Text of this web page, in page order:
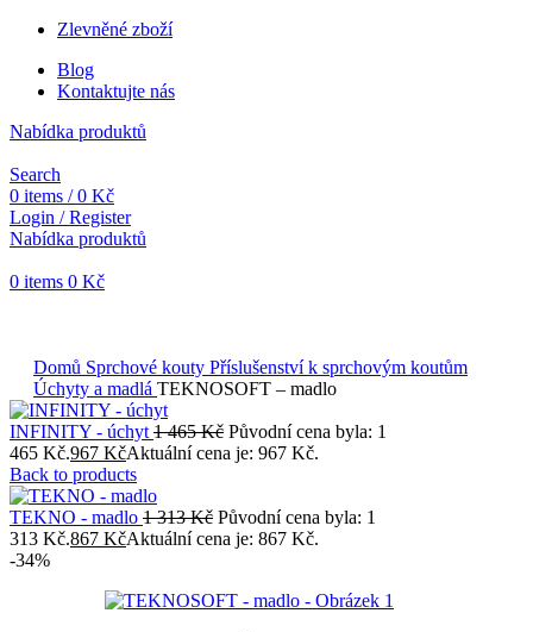
Zlevněné zboží
Blog
Kontaktujte nás
Nabídka produktů
Search
0 items / 0 Kč
Login / Register
Nabídka produktů
0 items 0 Kč
Domů Sprchové kouty Příslušenství k sprchovým koutům
Úchyty a madlá TEKNOSOFT – madlo
INFINITY - úchyt 1 465Kč Původní cena byla: 1
465 Kč.967 KčAktuální cena je: 967 Kč.
Back to products
TEKNO - madlo 1 313Kč Původní cena byla: 1
313 Kč.867 KčAktuální cena je: 867 Kč.
-34%